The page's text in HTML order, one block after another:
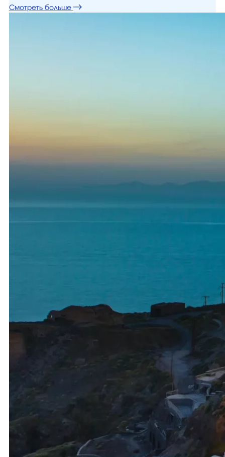
Смотреть больше